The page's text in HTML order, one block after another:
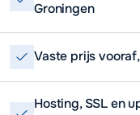
Groningen
Vaste prijs
Hosting, SSL en